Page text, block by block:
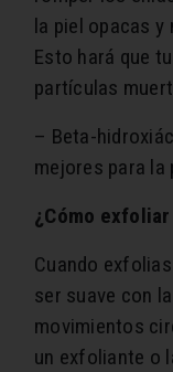
la piel opacas y
Esto hará que
partículas
– Beta-
mejores para la
¿Cómo
Cuando
ser suave con
movimientos
un exfoliante o